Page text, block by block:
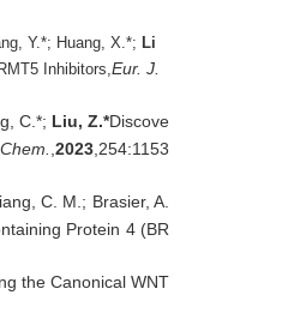
Y.*; Huang, X.*; Li
Inhibitors,Eur. J.
C.*; Liu, Z.*Discove
,2023 ,254:1153
C. M.; Brasier, A.
Protein 4 (BR
the Canonical WNT